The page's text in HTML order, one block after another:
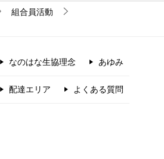
組合員活動
なのはな生協理念 あゆみ
配達エリア よくある質問